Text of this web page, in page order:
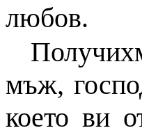
любов.
мъж,
което ви